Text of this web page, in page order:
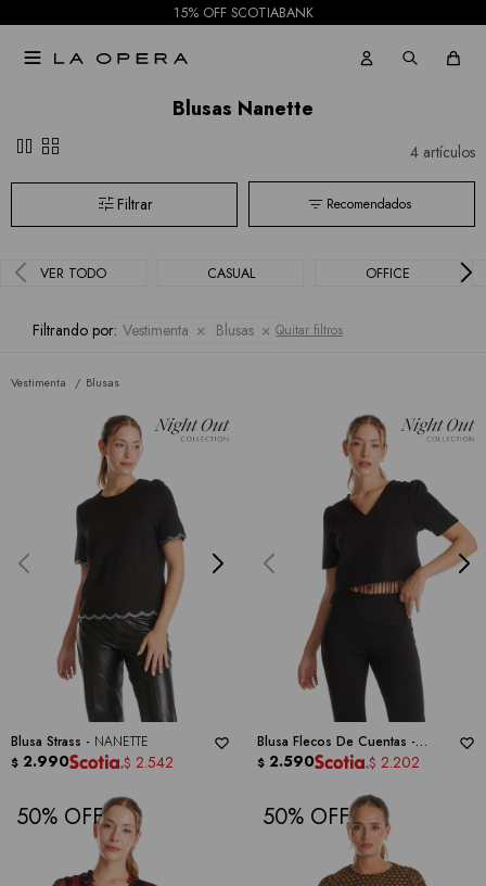
15% OFF SCOTIABANK

Blusas Nanette
pause grid_view 4 artículos
Recomendados
VER TODO CASUAL OFFICE
Filtrando por: Vestimenta Blusas Quitar filtros
Vestimenta Blusas
Blusa Strass - NANETTE
$ 2.990 $ 2.542
Blusa Flecos De Cuentas -
NANETTE
$ 2.590 $ 2.202
50 50
las